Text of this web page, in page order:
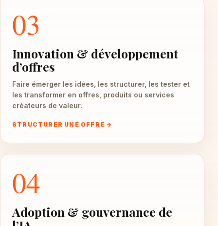
03
Innovation & développement
d’offres
Faire émerger les idées, les structurer, les tester et
les transformer en offres, produits ou services
créateurs de valeur.
STRUCTURER UNE OFFRE →
04
Adoption & gouvernance de